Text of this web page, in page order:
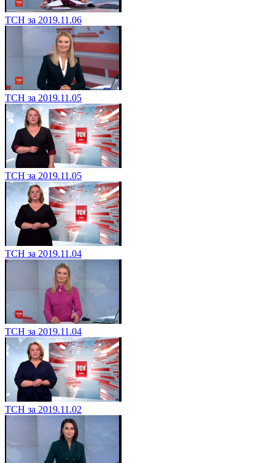
ТСН за 2019.11.06
ТСН за 2019.11.05
ТСН за 2019.11.05
ТСН за 2019.11.04
ТСН за 2019.11.04
ТСН за 2019.11.02